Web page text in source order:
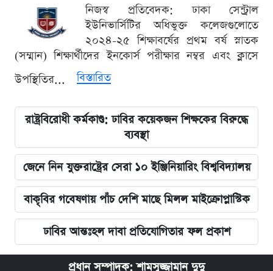
নিজস্ব প্রতিবেদক: ঢাকা সেন্ট্রাল
ইউনিভার্সিটির অধিভুক্ত কলেজগুলোতে
২০২৪-২৫ শিক্ষাবর্ষের প্রথম বর্ষ স্নাতক
(সম্মান) শিক্ষার্থীদের ইনকোর্স পরীক্ষার নম্বর এবং ক্লাসে
উপস্থিতির...
বিস্তারিত
রাষ্ট্রবিরোধী কর্মকাণ্ড: ঢাবির কয়েকজন শিক্ষকের বিরুদ্ধে
ব্যবস্থা
জেনে নিন যুক্তরাষ্ট্রের সেরা ১০ ইঞ্জিনিয়ারিং বিশ্ববিদ্যালয়
বাকৃবির গবেষণায় পাঁচ দেশি মাছে মিলল মাইক্রোপ্লাস্টিক
ঢাবির আন্তঃহল দাবা প্রতিযোগিতার ফল প্রকাশ
প্রধান সম্পাদক: শামসুজ্জামান দুদু